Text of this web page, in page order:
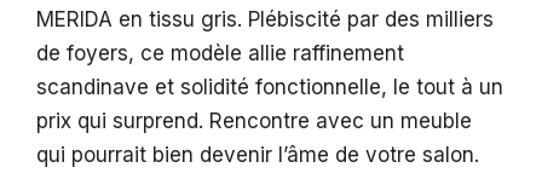
MERIDA en tissu gris. Plébiscité par des milliers
de foyers, ce modèle allie raffinement
scandinave et solidité fonctionnelle, le tout à un
prix qui surprend. Rencontre avec un meuble
qui pourrait bien devenir l’âme de votre salon.